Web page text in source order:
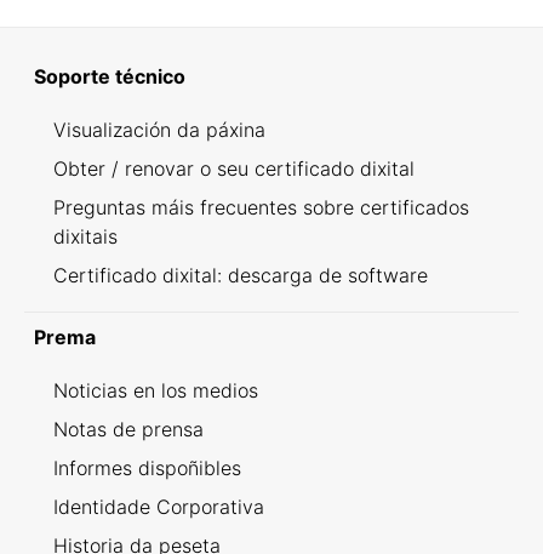
Soporte técnico
Visualización da páxina
Obter / renovar o seu certificado dixital
Preguntas máis frecuentes sobre certificados
dixitais
Certificado dixital: descarga de software
Prema
Noticias en los medios
Notas de prensa
Informes dispoñibles
Identidade Corporativa
Historia da peseta